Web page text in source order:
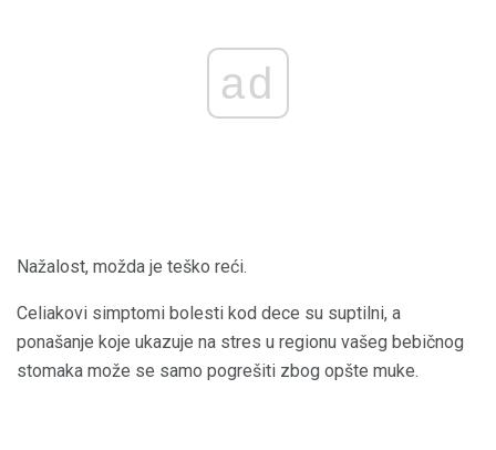
ad
Nažalost, možda je teško reći.
Celiakovi simptomi bolesti kod dece su suptilni, a
ponašanje koje ukazuje na stres u regionu vašeg bebičnog
stomaka može se samo pogrešiti zbog opšte muke.